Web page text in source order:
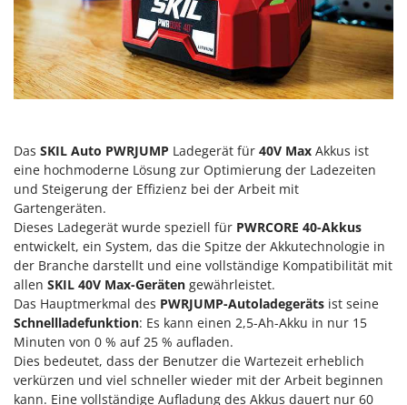
Flockenquetschen
Furchenzieher für Traktoren
G
Gartengrills
Gebläsespritzen für Traktoren
Gerätehäuser
Getreidemühlen
Grabenfräsen
Grubber - Tiefenlockerer
Grubber für Traktor
H
Häcksler
Handsägen auf Verlängerung
Heckcontainer für Traktoren
Bosch
Brumi
BullMach
Calory Forni
Campagnola
Campingaz
Castelgarden
Castellari
Ceccato Olindo
Char-Broil
Classe
Clementi
Cofra
Das SKIL Auto PWRJUMP Ladegerät für 40V Max Akkus ist
eine hochmoderne Lösung zur Optimierung der Ladezeiten
und Steigerung der Effizienz bei der Arbeit mit
Gartengeräten.
Dieses Ladegerät wurde speziell für PWRCORE 40-Akkus
entwickelt, ein System, das die Spitze der Akkutechnologie in
der Branche darstellt und eine vollständige Kompatibilität mit
allen SKIL 40V Max-Geräten gewährleistet.
Das Hauptmerkmal des PWRJUMP-Autoladegeräts ist seine
Schnellladefunktion: Es kann einen 2,5-Ah-Akku in nur 15
Minuten von 0 % auf 25 % aufladen.
Dies bedeutet, dass der Benutzer die Wartezeit erheblich
verkürzen und viel schneller wieder mit der Arbeit beginnen
kann. Eine vollständige Aufladung des Akkus dauert nur 60